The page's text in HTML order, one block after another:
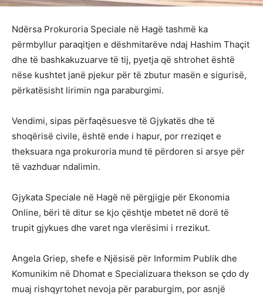
Ndërsa Prokuroria Speciale në Hagë tashmë ka
përmbyllur paraqitjen e dëshmitarëve ndaj Hashim Thaçit
dhe të bashkakuzuarve të tij, pyetja që shtrohet është
nëse kushtet janë pjekur për të zbutur masën e sigurisë,
përkatësisht lirimin nga paraburgimi.
Vendimi, sipas përfaqësuesve të Gjykatës dhe të
shoqërisë civile, është ende i hapur, por rreziqet e
theksuara nga prokuroria mund të përdoren si arsye për
të vazhduar ndalimin.
Gjykata Speciale në Hagë në përgjigje për Ekonomia
Online, bëri të ditur se kjo çështje mbetet në dorë të
trupit gjykues dhe varet nga vlerësimi i rrezikut.
Angela Griep, shefe e Njësisë për Informim Publik dhe
Komunikim në Dhomat e Specializuara thekson se çdo dy
muaj rishqyrtohet nevoja për paraburgim, por asnjë